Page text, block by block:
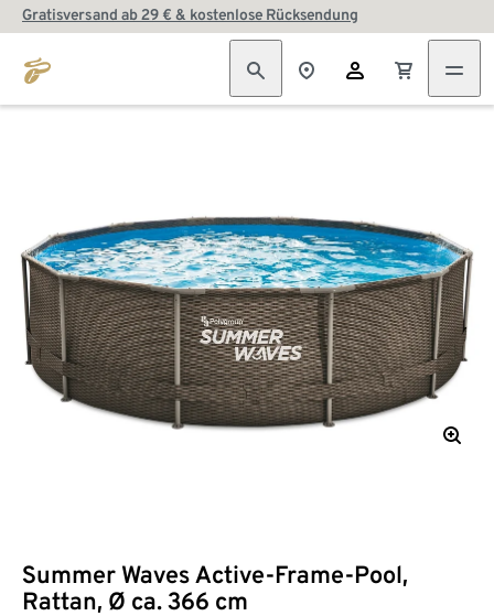
Gratisversand ab 29 € & kostenlose Rücksendung
Summer Waves Active-Frame-Pool,
Rattan, Ø ca. 366 cm